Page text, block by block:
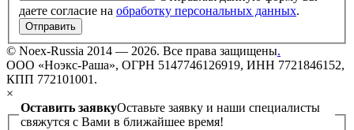
даете согласие на обработку персональных данных.
Отправить
© Noex-Russia 2014 — 2026. Все права защищены.
ООО «Ноэкс-Раша», ОГРН 5147746126919, ИНН 7721846152,
КПП 772101001.
×
Оставить заявкуОставьте заявку и наши специалисты
свяжутся с Вами в ближайшее время!